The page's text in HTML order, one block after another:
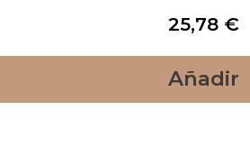
25,78 €
Añadir